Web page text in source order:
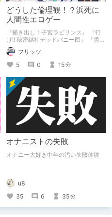
どうした倫理観！？浜死に
人間性エロゲー
『掻き出し！子宮ラビリンス』 『行
け!! 秘密結社デッドバニー団』 『勇者
ミアとツンツン猫サキュバス ~それで
も勇者はコロせない!~』 『めいどいん
めいど！』 本記事はねくすとテーマ
「人に薦めづらいけど好きな作
品」”ではない”です。 好きだったら人
に薦めるのは当たり前だよなぁ！？
フリッツ
5
0 15分
オナニストの失敗
オナニー大好き中年の汚い失敗体験
u8
35
6 35分